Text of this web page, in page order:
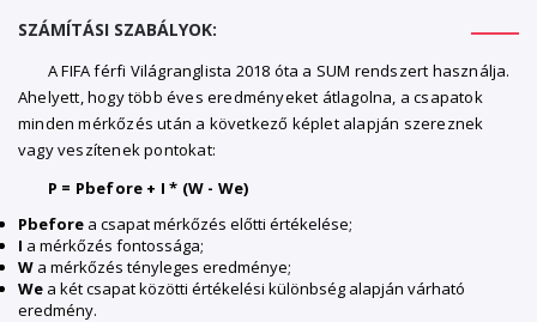
SZÁMÍTÁSI SZABÁLYOK:
A FIFA férfi Világranglista 2018 óta a SUM rendszert használja.
Ahelyett, hogy több éves eredményeket átlagolna, a csapatok
minden mérkőzés után a következő képlet alapján szereznek
vagy veszítenek pontokat:
P = Pbefore + I * (W - We)
Pbefore a csapat mérkőzés előtti értékelése;
I a mérkőzés fontossága;
W a mérkőzés tényleges eredménye;
We a két csapat közötti értékelési különbség alapján várható
eredmény.